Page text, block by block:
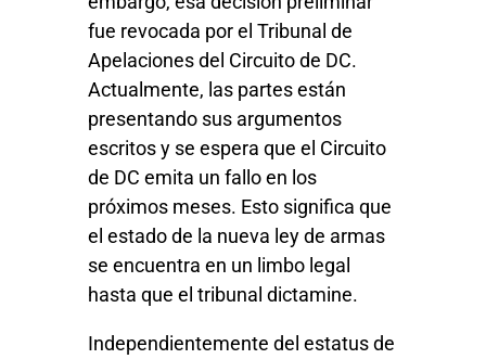
fue revocada por el Tribunal de
Apelaciones del Circuito de DC.
Actualmente, las partes están
presentando sus argumentos
escritos y se espera que el Circuito
de DC emita un fallo en los
próximos meses. Esto significa que
el estado de la nueva ley de armas
se encuentra en un limbo legal
hasta que el tribunal dictamine.
Independientemente del estatus de